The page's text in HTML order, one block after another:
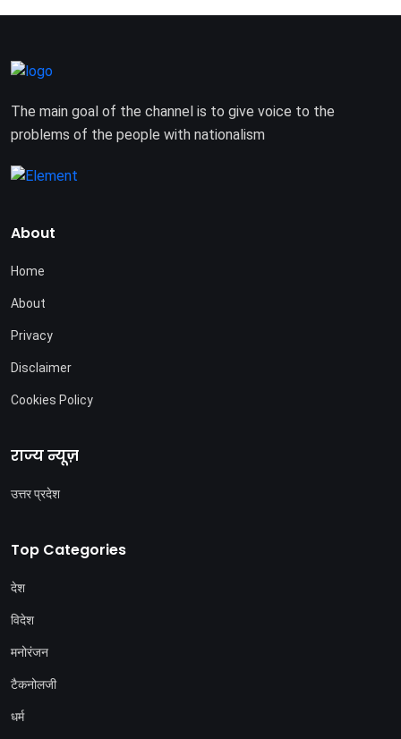
The main goal of the channel is to give voice to the
problems of the people with nationalism
About
Home
About
Privacy
Disclaimer
Cookies Policy
राज्य न्यूज़
उत्तर प्रदेश
Top Categories
देश
विदेश
मनोरंजन
टैकनोलजी
धर्म